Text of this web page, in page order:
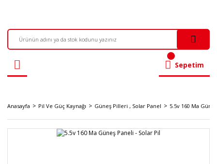
Sepetim
Anasayfa Pil Ve Güç Kaynağı Güneş Pilleri , Solar Panel 5.5v 160 Ma